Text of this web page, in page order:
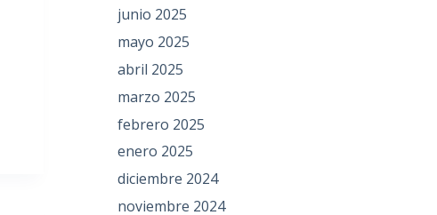
junio 2025
mayo 2025
abril 2025
marzo 2025
febrero 2025
enero 2025
diciembre 2024
noviembre 2024